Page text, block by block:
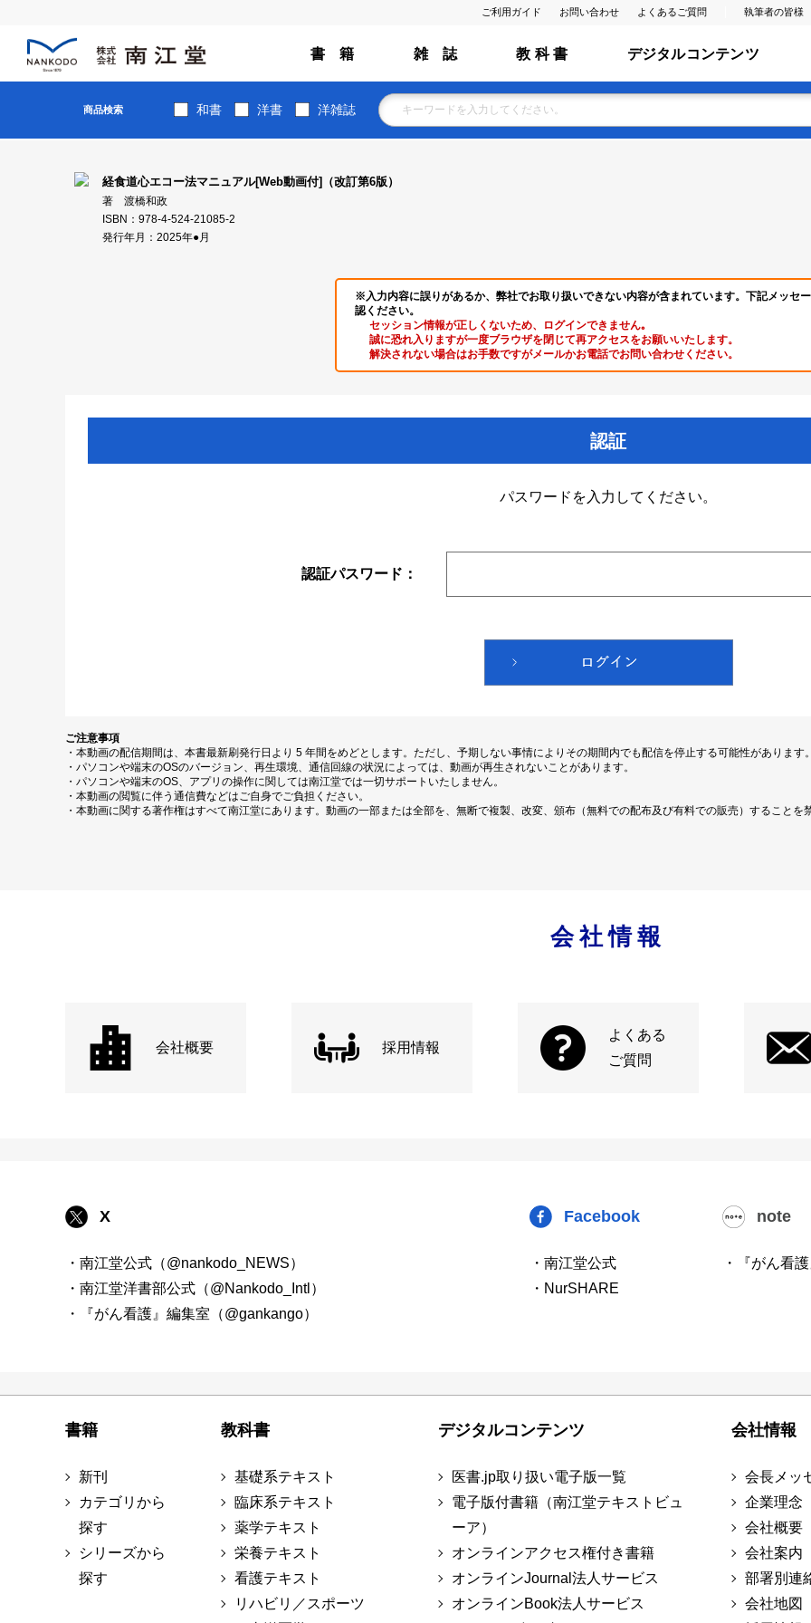
ご利用ガイド お問い合わせ よくあるご質問 執筆者の皆様
書 籍 雑 誌 教 科 書 デジタルコンテンツ
商品検索 和書 洋書 洋雑誌
経食道心エコー法マニュアル[Web動画付]（改訂第6版）
著 渡橋和政
ISBN：978-4-524-21085-2
発行年月：2025年●月
※入力内容に誤りがあるか、弊社でお取り扱いできない内容が含まれています。下記メッセ
認ください。
セッション情報が正しくないため、ログインできません｡
誠に恐れ入りますが一度ブラウザを閉じて再アクセスをお願いいたします。
解決されない場合はお手数ですがメールかお電話でお問い合わせください。
認証
パスワードを入力してください。
認証パスワード：
ご注意事項
・本動画の配信期間は、本書最新刷発行日より 5 年間をめどとします。ただし、予期しない事情によりその期間内でも配信を停止する可能性があります。
・パソコンや端末のOSのバージョン、再生環境、通信回線の状況によっては、動画が再生されないことがあります。
・パソコンや端末のOS、アプリの操作に関しては南江堂では一切サポートいたしません。
・本動画の閲覧に伴う通信費などはご自身でご負担ください。
・本動画に関する著作権はすべて南江堂にあります。動画の一部または全部を、無断で複製、改変、頒布（無料での配布及び有料での販売）することを
会社情報
会社概要 採用情報
よくある
ご質問
X
・南江堂公式（@nankodo_NEWS）
・南江堂洋書部公式（@Nankodo_Intl）
・『がん看護』編集室（@gankango）
Facebook
・南江堂公式
・NurSHARE
note
・『がん看
書籍
新刊
カテゴリから
探す
シリーズから
探す
教科書
基礎系テキスト
臨床系テキスト
薬学テキスト
栄養テキスト
看護テキスト
リハビリ／スポーツ
デジタルコンテンツ
医書.jp取り扱い電子版一覧
電子版付書籍（南江堂テキストビュ
ーア）
オンラインアクセス権付き書籍
オンラインJournal法人サービス
オンラインBook法人サービス
会社情報
会長メッ
企業理念
会社概要
会社案内
部署別連
会社地図